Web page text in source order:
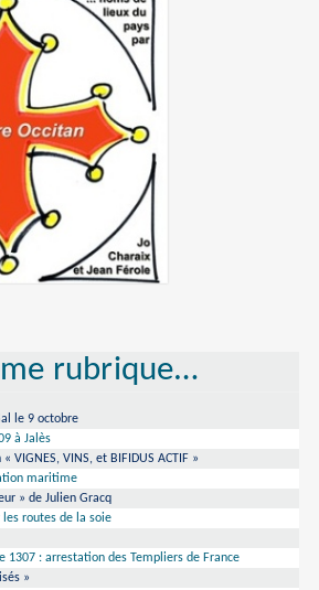
rubrique…
le 9 octobre
à Jalès
VIGNES, VINS, et BIFIDUS ACTIF »
maritime
» de Julien Gracq
les routes de la soie
1307 : arrestation des Templiers de France
»